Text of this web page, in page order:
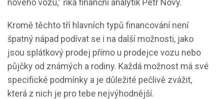
nového vozu,” říká finanční analytik Petr Nový.
Kromě těchto tří hlavních typů financování není
špatný nápad podívat se i na další možnosti, jako
jsou splátkový prodej přímo u prodejce vozu nebo
půjčky od známých a rodiny. Každá možnost má své
specifické podmínky a je důležité pečlivě zvážit,
která z nich je pro tebe nejvýhodnější.